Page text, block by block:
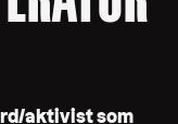
aktivist som